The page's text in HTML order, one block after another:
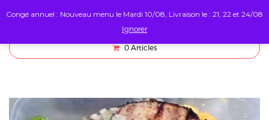
0 Articles
Congé annuel : Nouveau menu le Mardi 10/08, Livraison le : 21, 22 et 24/08
Ignorer